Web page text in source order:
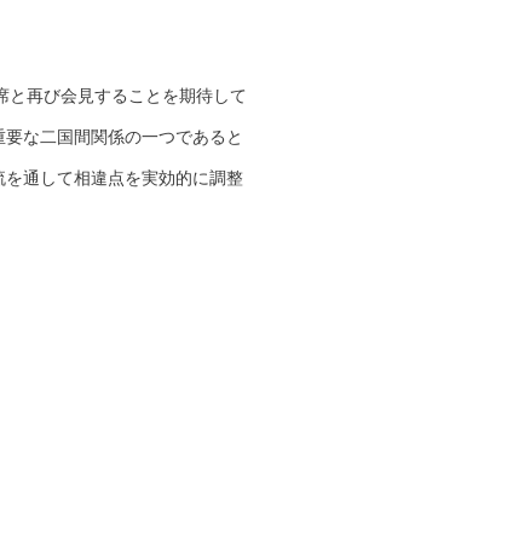
と再び会見することを期待して
な二国間関係の一つであると
通して相違点を実効的に調整